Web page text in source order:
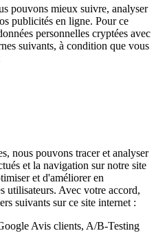
pouvons mieux suivre, analyser
publicités en ligne. Pour ce
personnelles cryptées avec
suivants, à condition que vous
nous pouvons tracer et analyser
et la navigation sur notre site
et d'améliorer en
utilisateurs. Avec votre accord,
suivants sur ce site internet :
Avis clients, A/B-Testing